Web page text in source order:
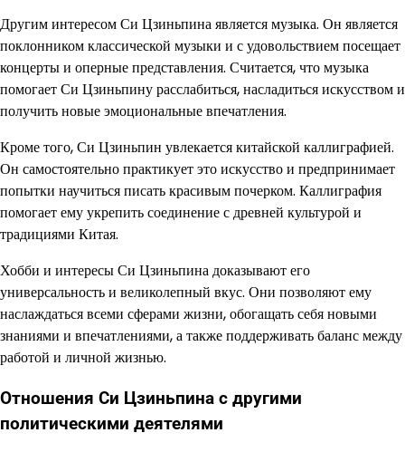
Другим интересом Си Цзиньпина является музыка. Он является
поклонником классической музыки и с удовольствием посещает
концерты и оперные представления. Считается, что музыка
помогает Си Цзиньпину расслабиться, насладиться искусством и
получить новые эмоциональные впечатления.
Кроме того, Си Цзиньпин увлекается китайской каллиграфией.
Он самостоятельно практикует это искусство и предпринимает
попытки научиться писать красивым почерком. Каллиграфия
помогает ему укрепить соединение с древней культурой и
традициями Китая.
Хобби и интересы Си Цзиньпина доказывают его
универсальность и великолепный вкус. Они позволяют ему
наслаждаться всеми сферами жизни, обогащать себя новыми
знаниями и впечатлениями, а также поддерживать баланс между
работой и личной жизнью.
Отношения Си Цзиньпина с другими
политическими деятелями